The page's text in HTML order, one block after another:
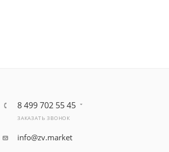
8 499 702 55 45
ЗАКАЗАТЬ ЗВОНОК
info@zv.market